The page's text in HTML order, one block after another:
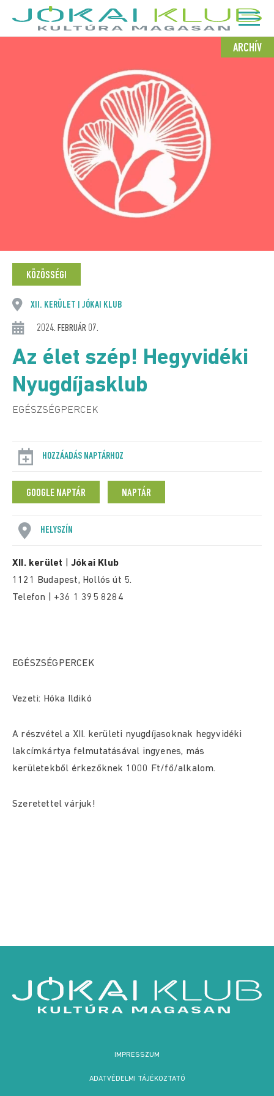
ARCHÍV
KÖZÖSSÉGI
XII. KERÜLET JÓKAI KLUB
2024. FEBRUÁR 07.
Az élet szép! Hegyvidéki
Nyugdíjasklub
EGÉSZSÉGPERCEK
HOZZÁADÁS NAPTÁRHOZ
GOOGLE NAPTÁR NAPTÁR
HELYSZÍN
XII. kerület |Jókai Klub
1121 Budapest, Hollós út 5.
Telefon | +36 1 395 8284
EGÉSZSÉGPERCEK
Vezeti: Hóka Ildikó
A részvétel a XII. kerületi nyugdíjasoknak hegyvidéki
lakcímkártya felmutatásával ingyenes, más
kerületekből érkezőknek 1000 Ft/fő/alkalom.
Szeretettel várjuk!
IMPRESSZUM
ADATVÉDELMI TÁJÉKOZTATÓ